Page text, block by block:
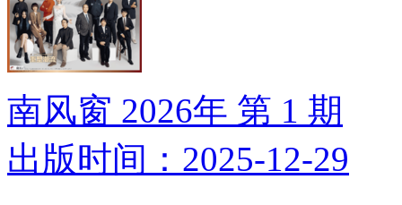
南风窗 2026年 第 1 期
出版时间：2025-12-29